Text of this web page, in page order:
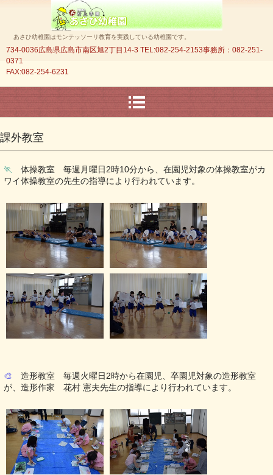
あさひ幼稚園はモンテッソーリ教育を実践している幼稚園です。
734-0036広島県広島市南区旭2丁目14‐3 TEL:082-254-2153事務所： 082-251-
0371
FAX:082-254-6231
課外教室
🏃
体操教室 毎週月曜日2時10分から、在園児対象の体操教室がカ
ワイ体操教室の先生の指導により行われています。
🎨 造形教室 毎週火曜日2時から在園児、卒園児対象の造形教室
が、造形作家 花村 憲夫先生の指導により行われています。